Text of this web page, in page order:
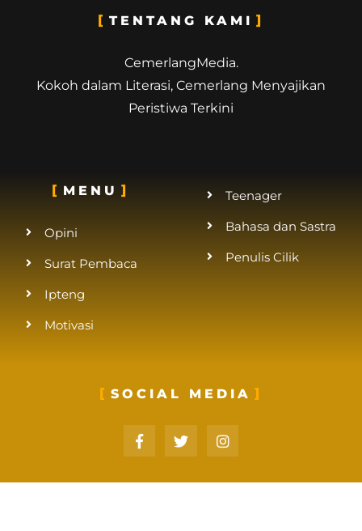
TENTANG KAMI
CemerlangMedia.
Kokoh dalam Literasi, Cemerlang Menyajikan
Peristiwa Terkini
MENU
Opini
Surat Pembaca
Ipteng
Motivasi
Teenager
Bahasa dan Sastra
Penulis Cilik
SOCIAL MEDIA